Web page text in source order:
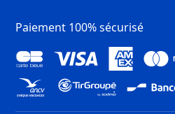
Paiement 100% sécurisé